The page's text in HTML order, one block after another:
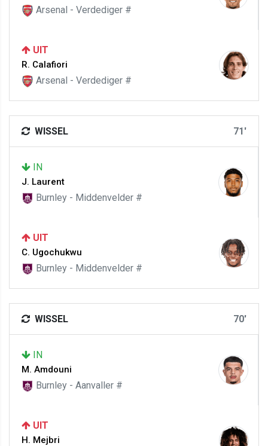
Arsenal - Verdediger #
UIT
R. Calafiori
Arsenal - Verdediger #
WISSEL 71'
IN
J. Laurent
Burnley - Middenvelder #
UIT
C. Ugochukwu
Burnley - Middenvelder #
WISSEL 70'
IN
M. Amdouni
Burnley - Aanvaller #
UIT
H. Mejbri